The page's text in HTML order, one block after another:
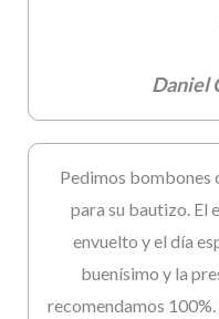
Daniel
Pedimos bombones
para su bautizo. El
envuelto y el día
buenísimo y la
recomendamos